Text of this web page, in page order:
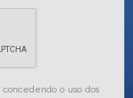
concedendo o uso dos